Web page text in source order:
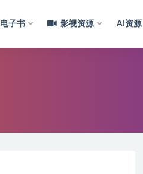
电子书 影视资源 AI资源